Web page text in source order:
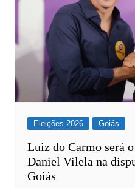
Eleições 2026 Goiás
Luiz do Carmo será
Daniel Vilela na
Goiás